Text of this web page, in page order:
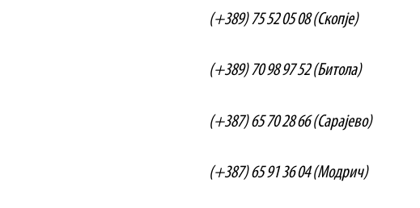
(+389) 75 52 05 08 (Скопје)
(+389) 70 98 97 52 (Битола)
(+387) 65 70 28 66 (Сарајево)
(+387) 65 91 36 04 (Модрич)